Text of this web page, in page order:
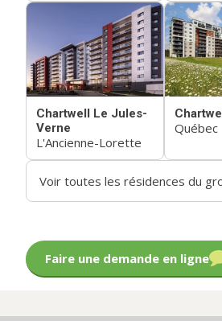
Chartwell Le Jules-
Verne
L'Ancienne-Lorette
Québec
Voir toutes les résidences du
Faire une demande en ligne